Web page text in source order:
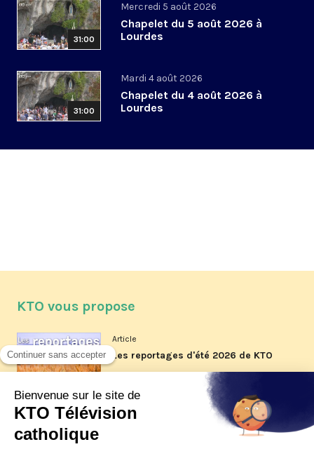
31:00
Mercredi 5 août 2026
Chapelet du 5 août 2026 à
Lourdes
31:00
Mardi 4 août 2026
Chapelet du 4 août 2026 à
Lourdes
KTO vous propose
Article
Les reportages d'été 2026 de KTO
La visite pastorale du pape Léon
XIV à Assise à suivre sur KTO le